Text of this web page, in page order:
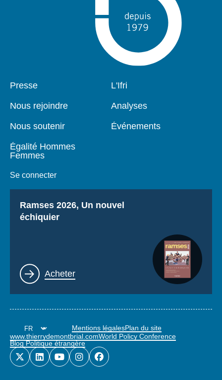
Pied
Presse
Nous rejoindre
Nous soutenir
Égalité Hommes
Femmes
Se connecter
Navigation
L'Ifri
Analyses
Événements
Titre
Ramses 2026, Un nouvel
échiquier
Lien
Acheter
Mentions légalesPlan du site
www.thierrydemontbrial.comWorld Policy Conference
Blog Politique étrangère